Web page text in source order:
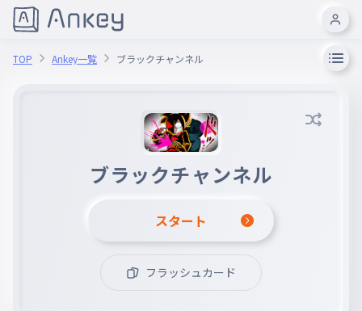
TOP Ankey一覧 ブラックチャンネル
ブラックチャンネル
スタート
フラッシュカード